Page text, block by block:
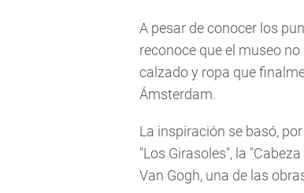
A pesar de conocer los
reconoce que el museo
calzado y ropa que
Ámsterdam.
La inspiración se basó,
"Los Girasoles", la
Van Gogh, una de las